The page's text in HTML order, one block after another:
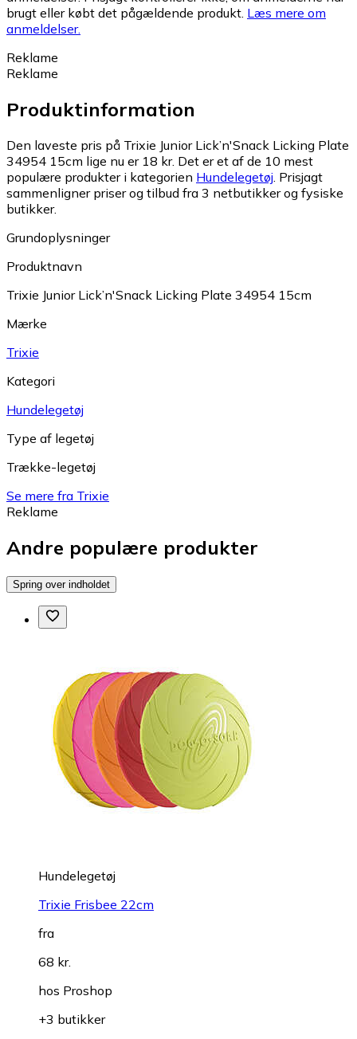
brugt eller købt det pågældende produkt. Læs mere om
anmeldelser.
Reklame
Reklame
Produktinformation
Den laveste pris på Trixie Junior Lick’n'Snack Licking Plate
34954 15cm lige nu er 18 kr. Det er et af de 10 mest
populære produkter i kategorien Hundelegetøj. Prisjagt
sammenligner priser og tilbud fra 3 netbutikker og fysiske
butikker.
Grundoplysninger
Produktnavn
Trixie Junior Lick’n'Snack Licking Plate 34954 15cm
Mærke
Trixie
Kategori
Hundelegetøj
Type af legetøj
Trække-legetøj
Se mere fra Trixie
Reklame
Andre populære produkter
Spring over indholdet
Hundelegetøj
Trixie Frisbee 22cm
fra
68 kr.
hos Proshop
+3 butikker